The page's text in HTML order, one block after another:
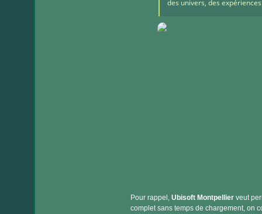
des univers, des
Pour rappel, Ubisoft Montpellierveut
complet sans temps de chargement, on